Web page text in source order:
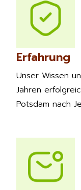
Erfahrung
Unser Wissen
Jahren
Potsdam nach